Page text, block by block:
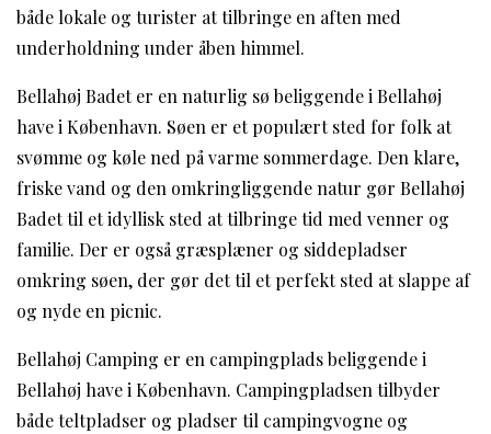
både lokale og turister at tilbringe en aften med
underholdning under åben himmel.
Bellahøj Badet er en naturlig sø beliggende i Bellahøj
have i København. Søen er et populært sted for folk at
svømme og køle ned på varme sommerdage. Den klare,
friske vand og den omkringliggende natur gør Bellahøj
Badet til et idyllisk sted at tilbringe tid med venner og
familie. Der er også græsplæner og siddepladser
omkring søen, der gør det til et perfekt sted at slappe af
og nyde en picnic.
Bellahøj Camping er en campingplads beliggende i
Bellahøj have i København. Campingpladsen tilbyder
både teltpladser og pladser til campingvogne og